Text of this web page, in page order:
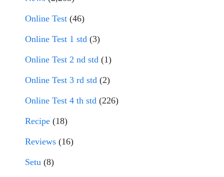
Online Test (46)
Online Test 1 std (3)
Online Test 2 nd std (1)
Online Test 3 rd std (2)
Online Test 4 th std (226)
Recipe (18)
Reviews (16)
Setu (8)